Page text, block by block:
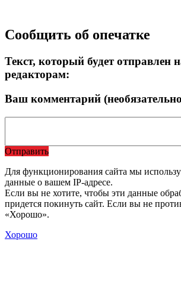
Сообщить об опечатке
Текст, который будет отправлен
редакторам:
Ваш комментарий
Отправить
Для функционирования сайта мы
данные о вашем IP-адресе.
Если вы не хотите, чтобы эти данные
придется покинуть сайт. Если вы не
«Хорошо».
Хорошо